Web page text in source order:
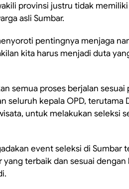
provinsi justru tidak
asli Sumbar.
pentingnya menjaga
kita harus menjadi duta
semua proses berjalan
seluruh kepala OPD, terutama
untuk melakukan seleksi
event seleksi di Sumbar
yang terbaik dan sesuai